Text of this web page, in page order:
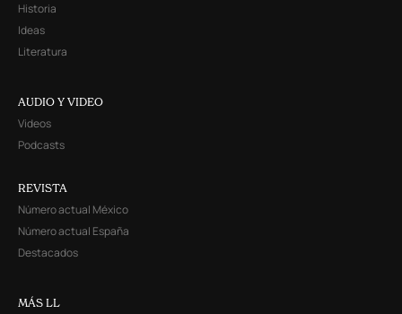
Historia
Ideas
Literatura
AUDIO Y VIDEO
Videos
Podcasts
REVISTA
Número actual México
Número actual España
Destacados
MÁS LL